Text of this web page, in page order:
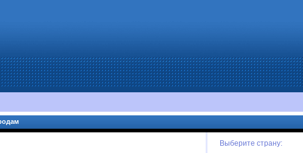
Выберите страну: